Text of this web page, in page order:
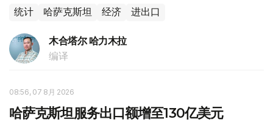
统计 哈萨克斯坦 经济 进出口
木合塔尔 哈力木拉
编译
08:56, 07 8月 2026
哈萨克斯坦服务出口额增至130亿美元